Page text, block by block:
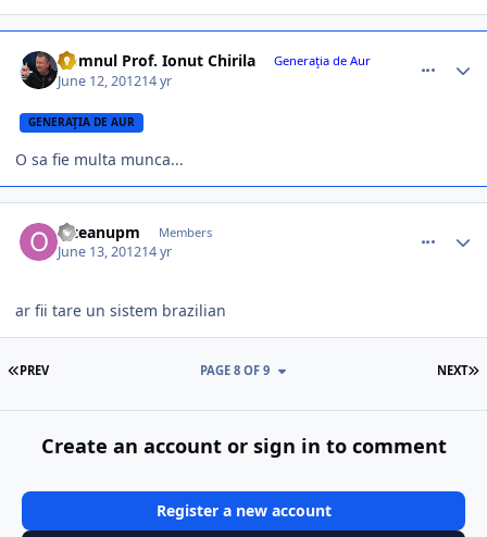
Domnul Prof. Ionut Chirila Generaţia de Aur
June 12, 201214 yr
GENERAŢIA DE AUR
O sa fie multa munca...
olteanupm Members
June 13, 201214 yr
ar fii tare un sistem brazilian
FIRST PAGE
PREV NEXT
PAGE 8 OF 9
Create an account or sign in to comment
Register a new account